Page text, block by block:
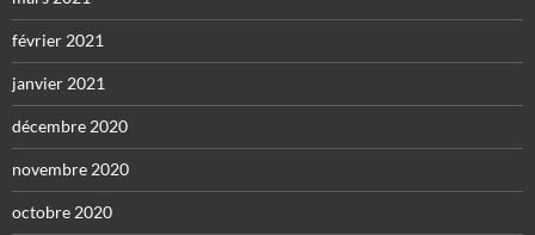
février 2021
janvier 2021
décembre 2020
novembre 2020
octobre 2020